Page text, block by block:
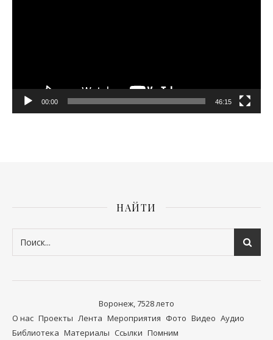
00:00 46:15
НАЙТИ
Воронеж, 7528 лето
О нас Проекты Лента Мероприятия Фото Видео Аудио
Библиотека Материалы Ссылки Помним